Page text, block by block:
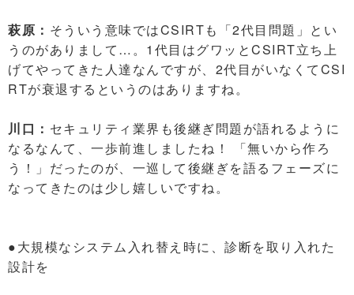
萩原： そういう意味ではCSIRTも「2代目問題」とい
うのがありまして…。1代目はグワッとCSIRT立ち上
げてやってきた人達なんですが、2代目がいなくてCSI
RTが衰退するというのはありますね。
川口： セキュリティ業界も後継ぎ問題が語れるように
なるなんて、一歩前進しましたね！ 「無いから作ろ
う！」だったのが、一巡して後継ぎを語るフェーズに
なってきたのは少し嬉しいですね。
●大規模なシステム入れ替え時に、診断を取り入れた
設計を